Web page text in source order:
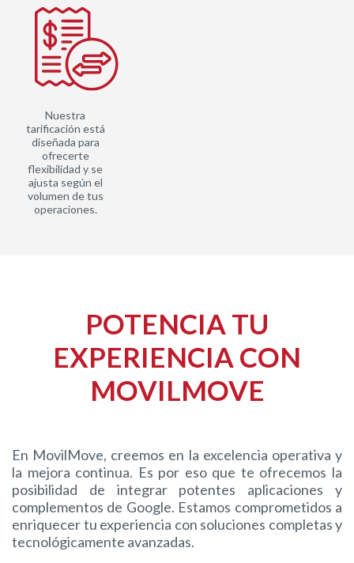
Nuestra
tarificación está
diseñada para
ofrecerte
flexibilidad y se
ajusta según el
volumen de tus
operaciones.
POTENCIA TU
EXPERIENCIA CON
MOVILMOVE
En MovilMove, creemos en la excelencia operativa y
la mejora continua. Es por eso que te ofrecemos la
posibilidad de integrar potentes aplicaciones y
complementos de Google. Estamos comprometidos a
enriquecer tu experiencia con soluciones completas y
tecnológicamente avanzadas.